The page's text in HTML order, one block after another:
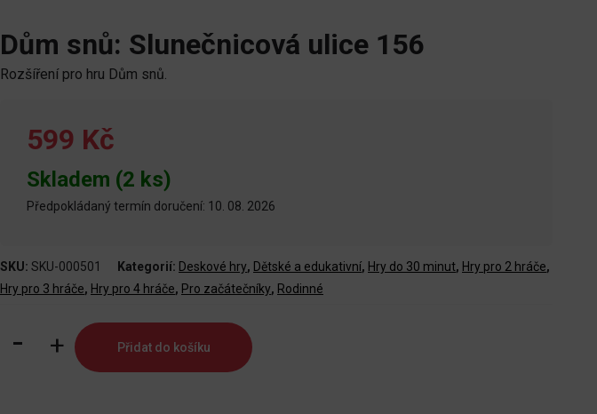
Dům snů: Slunečnicová ulice 156
Rozšíření pro hru Dům snů.
599 Kč
Skladem (2 ks)
Předpokládaný termín doručení: 10. 08. 2026
SKU: SKU-000501 Kategorií: Deskové hry, Dětské a edukativní, Hry do 30 minut, Hry pro 2 hráče,
Hry pro 3 hráče, Hry pro 4 hráče, Pro začátečníky, Rodinné
snů:
Přidat do košíku